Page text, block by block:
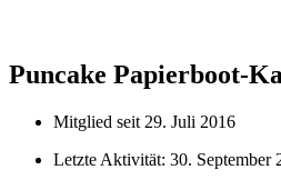
Puncake Papierboot-
Mitglied seit 29. Juli 2016
Letzte Aktivität: 30. September